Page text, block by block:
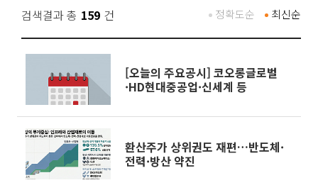
검색결과 총 159 건 최신순
정확도순
[오늘의 주요공시] 코오롱글로벌
·HD현대중공업·신세계 등
환산주가 상위권도 재편…반도체·
전력·방산 약진